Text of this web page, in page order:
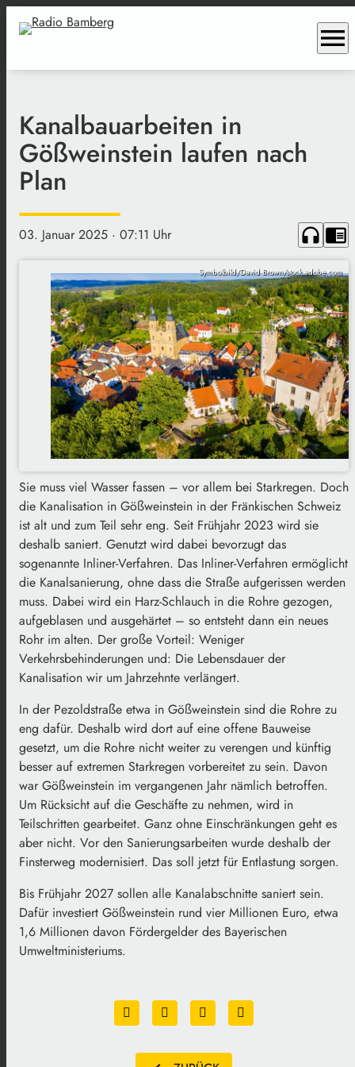
menu
Kanalbauarbeiten in
Gößweinstein laufen nach
Plan
03. Januar 2025 · 07:11 Uhr headphones chrome_reader_mode
Symbolbild/David Brown/stock.adobe.com
Sie muss viel Wasser fassen – vor allem bei Starkregen. Doch
die Kanalisation in Gößweinstein in der Fränkischen Schweiz
ist alt und zum Teil sehr eng. Seit Frühjahr 2023 wird sie
deshalb saniert. Genutzt wird dabei bevorzugt das
sogenannte Inliner-Verfahren. Das Inliner-Verfahren ermöglicht
die Kanalsanierung, ohne dass die Straße aufgerissen werden
muss. Dabei wird ein Harz-Schlauch in die Rohre gezogen,
aufgeblasen und ausgehärtet – so entsteht dann ein neues
Rohr im alten. Der große Vorteil: Weniger
Verkehrsbehinderungen und: Die Lebensdauer der
Kanalisation wir um Jahrzehnte verlängert.
In der Pezoldstraße etwa in Gößweinstein sind die Rohre zu
eng dafür. Deshalb wird dort auf eine offene Bauweise
gesetzt, um die Rohre nicht weiter zu verengen und künftig
besser auf extremen Starkregen vorbereitet zu sein. Davon
war Gößweinstein im vergangenen Jahr nämlich betroffen.
Um Rücksicht auf die Geschäfte zu nehmen, wird in
Teilschritten gearbeitet. Ganz ohne Einschränkungen geht es
aber nicht. Vor den Sanierungsarbeiten wurde deshalb der
Finsterweg modernisiert. Das soll jetzt für Entlastung sorgen.
Bis Frühjahr 2027 sollen alle Kanalabschnitte saniert sein.
Dafür investiert Gößweinstein rund vier Millionen Euro, etwa
1,6 Millionen davon Fördergelder des Bayerischen
Umweltministeriums.